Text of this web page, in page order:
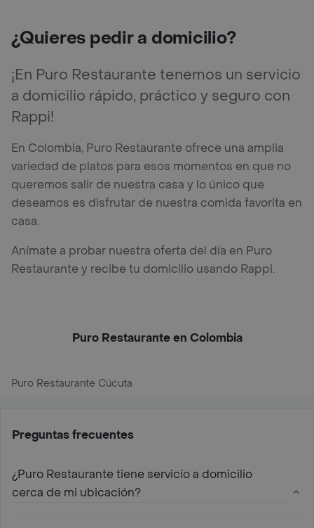
¿Quieres pedir a domicilio?
¡En Puro Restaurante tenemos un servicio
a domicilio rápido, práctico y seguro con
Rappi!
En Colombia, Puro Restaurante ofrece una amplia
variedad de platos para esos momentos en que no
queremos salir de nuestra casa y lo único que
deseamos es disfrutar de nuestra comida favorita en
casa.
Anímate a probar nuestra oferta del día en Puro
Restaurante y recibe tu domicilio usando Rappi.
Puro Restaurante en Colombia
Puro Restaurante Cúcuta
Preguntas frecuentes
¿Puro Restaurante tiene servicio a domicilio
cerca de mi ubicación?